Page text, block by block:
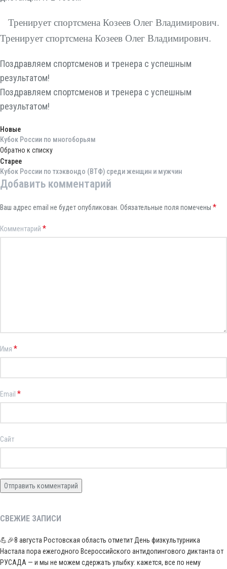
Тренирует спортсмена Козеев Олег Владимирович.
Тренирует спортсмена Козеев Олег Владимирович.
Поздравляем спортсменов и тренера с успешным
результатом!
Поздравляем спортсменов и тренера с успешным
результатом!
Новые
Кубок России по многоборьям
Обратно к списку
Старее
Кубок России по тхэквондо (ВТФ) среди женщин и мужчин
Добавить комментарий
Ваш адрес email не будет опубликован. Обязательные поля помечены *
Комментарий *
Имя *
Email *
Сайт
СВЕЖИЕ ЗАПИСИ
💪🎉8 августа Ростовская область отметит День физкультурника
Настала пора ежегодного Всероссийского антидопингового диктанта от
РУСАДА — и мы не можем сдержать улыбку: кажется, все по нему